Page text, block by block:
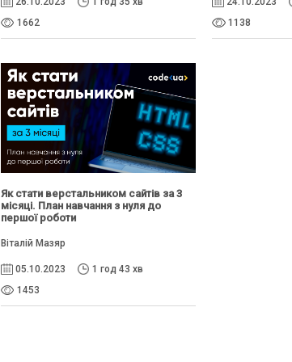
1662
1138
Як стати верстальником сайтів за 3
місяці. План навчання з нуля до
першої роботи
Віталій Мазяр
05.10.2023
1 год 43 хв
1453